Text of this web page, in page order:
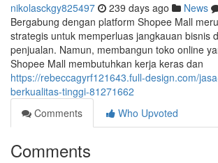
nikolasckgy825497 239 days ago News
Bergabung dengan platform Shopee Mall
strategis untuk memperluas jangkauan bisnis
penjualan. Namun, membangun toko online
Shopee Mall membutuhkan kerja keras dan
https://rebeccagyrf121643.full-design.com/
berkualitas-tinggi-81271662
Comments
Who Upvoted
Comments